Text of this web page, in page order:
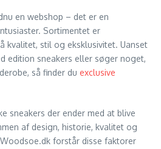
en webshop – det er en
Sortimentet er
kvalitet, stil og eksklusivitet. Uanset
edition sneakers eller søger noget,
så finder du exclusive
sneakers der ender med at blive
af design, historie, kvalitet og
forstår disse faktorer